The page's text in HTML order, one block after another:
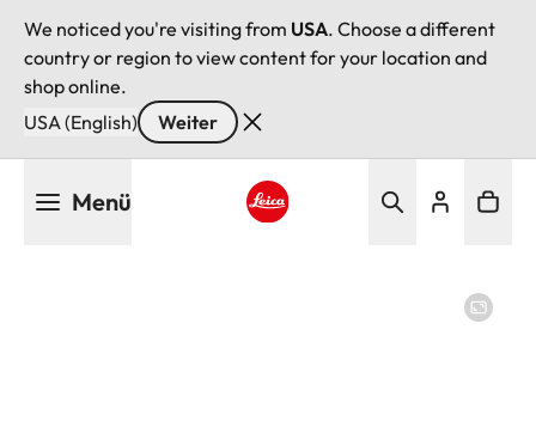
We noticed you're visiting from USA. Choose a different
country or region to view content for your location and
shop online.
USA (English)
Weiter
Menü